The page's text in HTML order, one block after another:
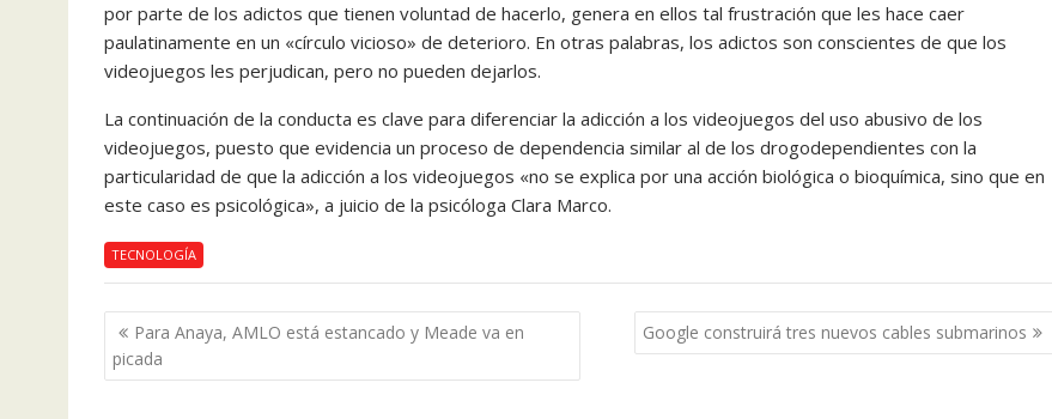
por parte de los adictos que tienen voluntad de hacerlo, genera en ellos tal frustración que les hace caer
paulatinamente en un «círculo vicioso» de deterioro. En otras palabras, los adictos son conscientes de que los
videojuegos les perjudican, pero no pueden dejarlos.
La continuación de la conducta es clave para diferenciar la adicción a los videojuegos del uso abusivo de los
videojuegos, puesto que evidencia un proceso de dependencia similar al de los drogodependientes con la
particularidad de que la adicción a los videojuegos «no se explica por una acción biológica o bioquímica, sino que en
este caso es psicológica», a juicio de la psicóloga Clara Marco.
TECNOLOGÍA
Navegación
de
entradas
Para Anaya, AMLO está estancado y Meade va en
picada
Google construirá tres nuevos cables submarinos